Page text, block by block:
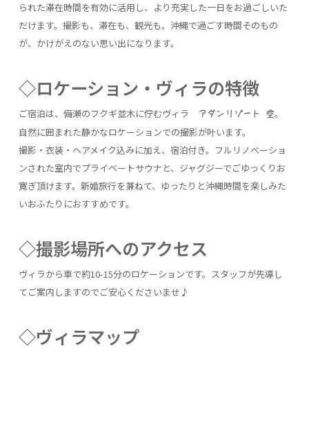
られた滞在時間を有効に活用し、より充実した一日をお過ごしいた
だけます。撮影も、滞在も、観光も。沖縄で過ごす時間そのもの
が、かけがえのない思い出になります。
◇ロケーション・ヴィラの特徴
ご宿泊は、備瀬のフクギ並木に佇むヴィラ アダンリゾート 空。
自然に囲まれた静かなロケーションでの撮影が叶います。
撮影・衣装・ヘアメイク込みに加え、宿泊付き。フルリノベーショ
ンされた室内でプライベートサウナと、ジャグジーでごゆっくりお
寛ぎ頂けます。新婚旅行を兼ねて、ゆったりと沖縄時間を楽しみた
いおふたりにおすすめです。
◇撮影場所へのアクセス
ヴィラから車で約10-15分のロケーションです。スタッフが先導し
てご案内しますのでご安心くださいませ♪
◇ヴィラマップ